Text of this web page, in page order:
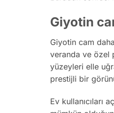
Giyotin
Giyotin cam
veranda ve özel
yüzeyleri elle
prestijli bir
Ev kullanıcıları